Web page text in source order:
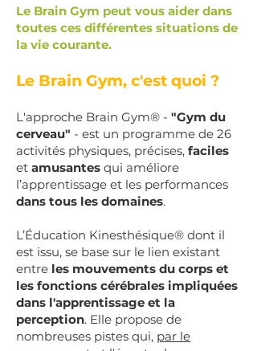
Le Brain Gym peut vous aider dans
toutes ces différentes situations de
la vie courante.
Le Brain Gym, c'est quoi ?
L'approche Brain Gym® - "Gym du
cerveau" - est un programme de 26
activités physiques, précises, faciles
et amusantes qui améliore
l’apprentissage et les performances
dans tous les domaines.
L’Éducation Kinesthésique® dont il
est issu, se base sur le lien existant
entre les mouvements du corps et
les fonctions cérébrales impliquées
dans l'apprentissage et la
perception. Elle propose de
nombreuses pistes qui, par le